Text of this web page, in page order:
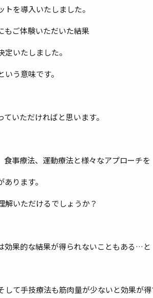
を導入いたしました。
もご体験いただいた結果
いたしました。
う意味です。
いただければと思います。
事療法、運動療法と様々なアプローチを
ります。
いただけるでしょうか？
効果的な結果が得られないこともある…と
て手技療法も筋肉量が少ないと効果が得